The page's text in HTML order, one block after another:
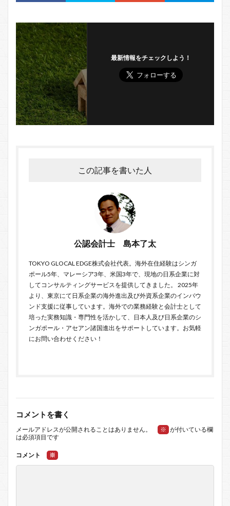
最新情報をチェックしよう！
この記事を書いた人
公認会計士 島本了太
TOKYO GLOCAL EDGE株式会社代表。海外在住経験はシンガ
ポール5年、マレーシア3年、米国3年で、現地の日系企業に対
してコンサルティングサービスを提供してきました。 2025年
より、東京にて日系企業の海外進出及び外資系企業のインバウ
ンド支援に従事しています。海外での業務経験と会計士として
培った実務知識・専門性を活かして、日本人及び日系企業のシ
ンガポール・アセアン諸国進出をサポートしています。お気軽
にお問い合わせ ください！
コメントを書く
メールアドレスが公開されることはありません。 ※ が付いている欄
は必須項目です
コメント ※